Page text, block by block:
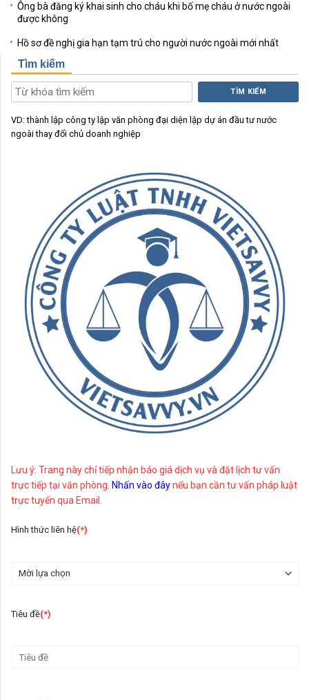
Ông bà đăng ký khai sinh cho cháu khi bố mẹ cháu ở nước ngoài
được không
Hồ sơ đề nghị gia hạn tạm trú cho người nước ngoài mới nhất
Tìm kiếm
TÌM KIẾM
VD:thành lập công ty lập văn phòng đại diện lập dự án đầu tư nước
ngoàithay đổi chủ doanh nghiệp
Lưu ý: Trang này chỉ tiếp nhận báo giá dịch vụ và đặt lịch tư vấn
trực tiếp tại văn phòng. Nhấn vào đâynếu bạn cần tư vấn pháp luật
trực tuyến qua Email.
Hình thức liên hệ(*)
Tiêu đề(*)